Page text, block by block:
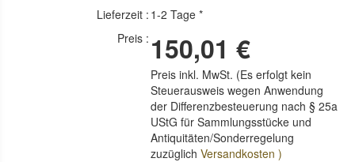
Lieferzeit : 1-2 Tage *
Preis : 150,01 €
Preis inkl. MwSt. (Es erfolgt kein
Steuerausweis wegen Anwendung
der Differenzbesteuerung nach § 25a
UStG für Sammlungsstücke und
Antiquitäten/Sonderregelung
zuzüglichVersandkosten )